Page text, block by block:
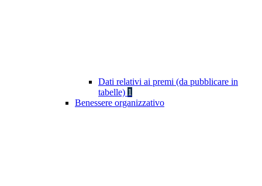
Dati relativi ai premi (da pubblicare in
tabelle) 1
Benessere organizzativo